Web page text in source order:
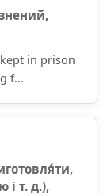
in prison
f...
і т. д.),